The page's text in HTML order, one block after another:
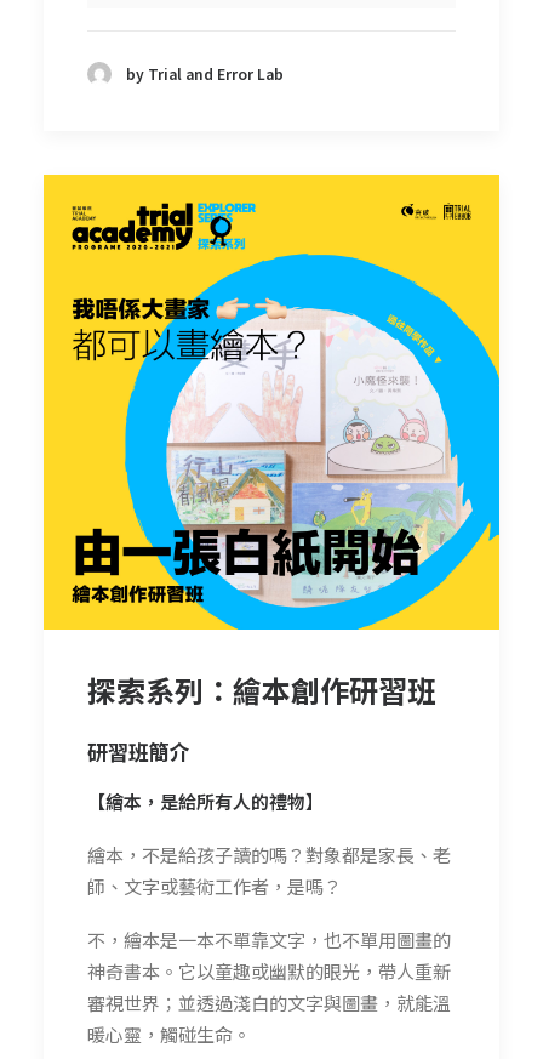
by Trial and Error Lab
探索系列：繪本創作研習班
研習班簡介
【繪本，是給所有人的禮物】
繪本，不是給孩子讀的嗎？對象都是家長、老
師、文字或藝術工作者，是嗎？
不，繪本是一本不單靠文字，也不單用圖畫的
神奇書本。它以童趣或幽默的眼光，帶人重新
審視世界；並透過淺白的文字與圖畫，就能溫
暖心靈，觸碰生命。